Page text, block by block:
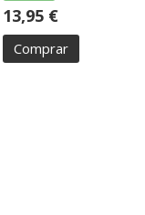
13,95 €
Comprar